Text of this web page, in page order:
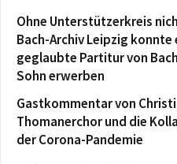
Ohne Unterstützerkreis
Bach-Archiv Leipzig konnte
geglaubte Partitur von
Sohn erwerben
Gastkommentar von
Thomanerchor und die
der Corona-Pandemie